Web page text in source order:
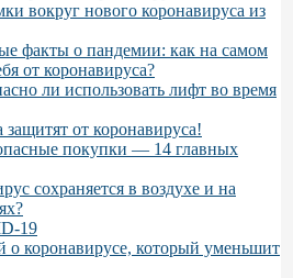
вокруг нового коронавируса из
факты о пандемии: как на самом
от коронавируса?
ли использовать лифт во время
от коронавируса!
покупки — 14 главных
сохраняется в воздухе и на
19
о коронавирусе, который уменьшит